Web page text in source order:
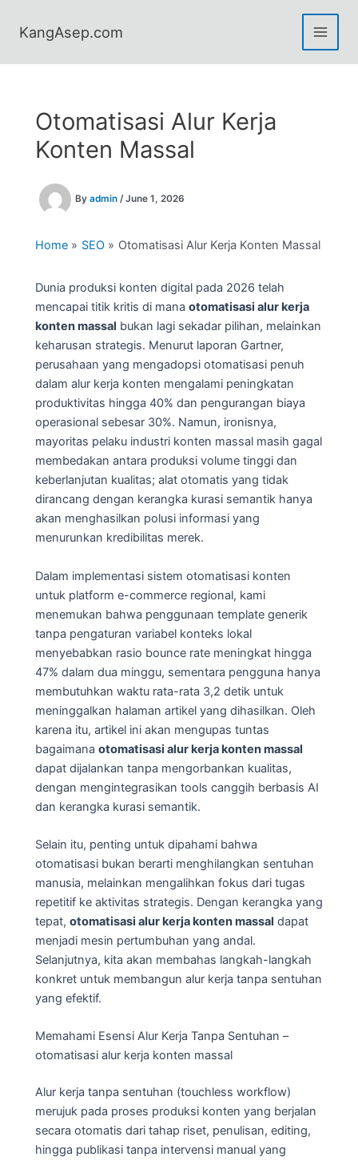
KangAsep.com
Otomatisasi Alur Kerja
Konten Massal
By admin /June 1, 2026
Home SEO Otomatisasi Alur Kerja Konten Massal
Dunia produksi konten digital pada 2026 telah
mencapai titik kritis di mana otomatisasi alur kerja
konten massal bukan lagi sekadar pilihan, melainkan
keharusan strategis. Menurut laporan Gartner,
perusahaan yang mengadopsi otomatisasi penuh
dalam alur kerja konten mengalami peningkatan
produktivitas hingga 40% dan pengurangan biaya
operasional sebesar 30%. Namun, ironisnya,
mayoritas pelaku industri konten massal masih gagal
membedakan antara produksi volume tinggi dan
keberlanjutan kualitas; alat otomatis yang tidak
dirancang dengan kerangka kurasi semantik hanya
akan menghasilkan polusi informasi yang
menurunkan kredibilitas merek.
Dalam implementasi sistem otomatisasi konten
untuk platform e-commerce regional, kami
menemukan bahwa penggunaan template generik
tanpa pengaturan variabel konteks lokal
menyebabkan rasio bounce rate meningkat hingga
47% dalam dua minggu, sementara pengguna hanya
membutuhkan waktu rata-rata 3,2 detik untuk
meninggalkan halaman artikel yang dihasilkan. Oleh
karena itu, artikel ini akan mengupas tuntas
bagaimana otomatisasi alur kerja konten massal
dapat dijalankan tanpa mengorbankan kualitas,
dengan mengintegrasikan tools canggih berbasis AI
dan kerangka kurasi semantik.
Selain itu, penting untuk dipahami bahwa
otomatisasi bukan berarti menghilangkan sentuhan
manusia, melainkan mengalihkan fokus dari tugas
repetitif ke aktivitas strategis. Dengan kerangka yang
tepat, otomatisasi alur kerja konten massal dapat
menjadi mesin pertumbuhan yang andal.
Selanjutnya, kita akan membahas langkah-langkah
konkret untuk membangun alur kerja tanpa sentuhan
yang efektif.
Memahami Esensi Alur Kerja Tanpa Sentuhan –
otomatisasi alur kerja konten massal
Alur kerja tanpa sentuhan (touchless workflow)
merujuk pada proses produksi konten yang berjalan
secara otomatis dari tahap riset, penulisan, editing,
hingga publikasi tanpa intervensi manual yang